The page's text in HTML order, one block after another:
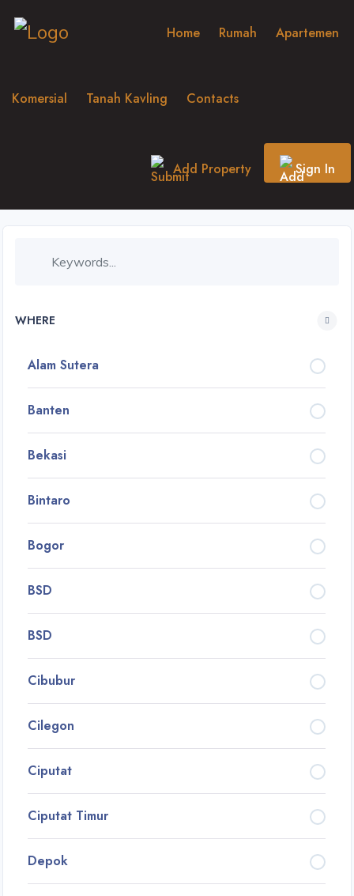
Home Rumah Apartemen
Komersial Tanah Kavling Contacts
Add Property Sign In
WHERE
Alam Sutera
Banten
Bekasi
Bintaro
Bogor
BSD
BSD
Cibubur
Cilegon
Ciputat
Ciputat Timur
Depok